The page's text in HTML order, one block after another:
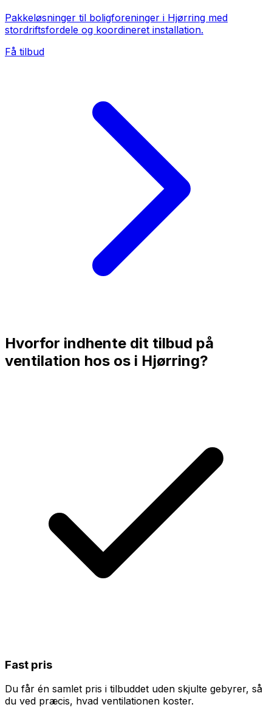
Pakkeløsninger til boligforeninger i Hjørring med
stordriftsfordele og koordineret installation.
Få tilbud
Hvorfor indhente dit tilbud på
ventilation hos os i Hjørring?
Fast pris
Du får én samlet pris i tilbuddet uden skjulte gebyrer, så
du ved præcis, hvad ventilationen koster.